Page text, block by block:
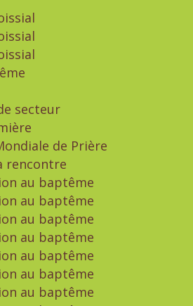
secteur
de Prière
rencontre
au baptême
au baptême
au baptême
au baptême
au baptême
au baptême
au baptême